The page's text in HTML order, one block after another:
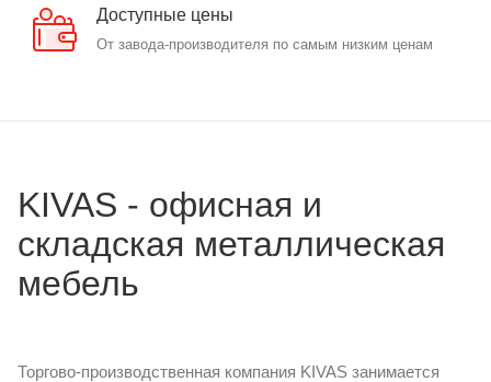
Доступные цены
От завода-производителя по самым низким ценам
KIVAS - офисная и
складская металлическая
мебель
Торгово-производственная компания KIVAS занимается